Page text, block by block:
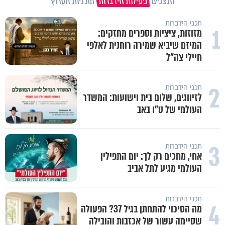
1 תכני הידברות
מזוזות, ציציות וספרים מחזקים:
המיזם שיביא שמירה רוחנית לאלפי
חיילי צה"ל
2 תכני הידברות
לזיווגים, שלום בית וישועות: המשדר
העולמי של ט"ו באב
3 תכני הידברות
אחי, מחכים רק לך: יום התפילין
העולמי מגיע לתל אביב
4 תכני הידברות
מה הסיכוי להתחתן בגיל 37? הפעולה
שסיימה עשור של אכזבות והובילה